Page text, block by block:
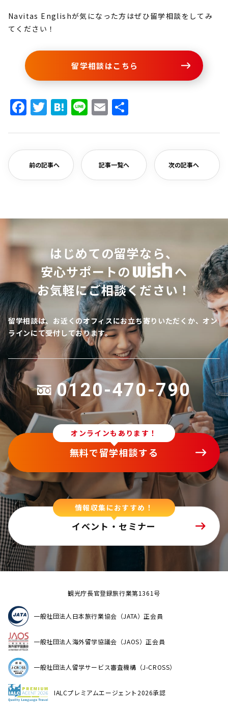
Navitas Englishが気になった方はぜひ留学相談をしてみ
てください！
留学相談はこちら
Facebook
Twitter
Hatena
LineEmail
前の記事へ 記事一覧へ 次の記事へ
はじめての留学なら、
安心サポートの
へ
お気軽にご相談ください！
留学相談は、お近くのオフィスにお立ち寄りいただくか、オン
ラインにて受付しております。
0120-470-790
オンラインもあります！
無料で留学相談する
情報収集におすすめ！
イベント・セミナー
観光庁長官登録旅行業第1361号
一般社団法人日本旅行業協会（JATA）正会員
一般社団法人海外留学協議会（JAOS）正会員
一般社団法人留学サービス審査機構（J-CROSS）
IALCプレミアムエージェント2026承認